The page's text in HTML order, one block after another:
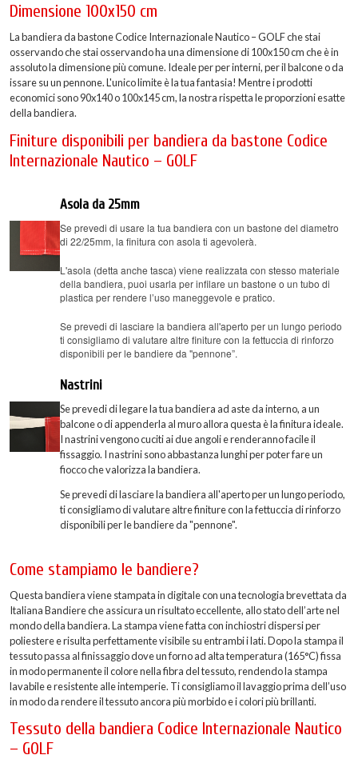
Dimensione 100x150 cm
La bandiera da bastone Codice Internazionale Nautico – GOLF che stai
osservando che stai osservando ha una dimensione di 100x150 cm che è in
assoluto la dimensione più comune. Ideale per per interni, per il balcone o da
issare su un pennone. L'unico limite è la tua fantasia! Mentre i prodotti
economici sono 90x140 o 100x145 cm, la nostra rispetta le proporzioni esatte
della bandiera.
Finiture disponibili per bandiera da bastone Codice
Internazionale Nautico – GOLF
Asola da 25mm
Se prevedi di usare la tua bandiera con un bastone del diametro
di 22/25mm, la finitura con asola ti agevolerà.
L'asola (detta anche tasca) viene realizzata con stesso materiale
della bandiera, puoi usarla per infilare un bastone o un tubo di
plastica per rendere l’uso maneggevole e pratico.
Se prevedi di lasciare la bandiera all'aperto per un lungo periodo
ti consigliamo di valutare altre finiture con la fettuccia di rinforzo
disponibili per le bandiere da "pennone”.
Nastrini
Se prevedi di legare la tua bandiera ad aste da interno, a un
balcone o di appenderla al muro allora questa è la finitura ideale.
I nastrini vengono cuciti ai due angoli e renderanno facile il
fissaggio. I nastrini sono abbastanza lunghi per poter fare un
fiocco che valorizza la bandiera.
Se prevedi di lasciare la bandiera all'aperto per un lungo periodo,
ti consigliamo di valutare altre finiture con la fettuccia di rinforzo
disponibili per le bandiere da "pennone".
Come stampiamo le bandiere?
Questa bandiera viene stampata in digitale con una tecnologia brevettata da
Italiana Bandiere che assicura un risultato eccellente, allo stato dell’arte nel
mondo della bandiera. La stampa viene fatta con inchiostri dispersi per
poliestere e risulta perfettamente visibile su entrambi i lati. Dopo la stampa il
tessuto passa al finissaggio dove un forno ad alta temperatura (165°C) fissa
in modo permanente il colore nella fibra del tessuto, rendendo la stampa
lavabile e resistente alle intemperie. Ti consigliamo il lavaggio prima dell’uso
in modo da rendere il tessuto ancora più morbido e i colori più brillanti.
Tessuto della bandiera Codice Internazionale Nautico
– GOLF